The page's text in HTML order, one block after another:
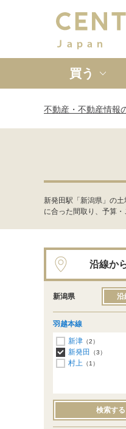
買う
不動産・不動産情報
新発田駅「新潟県」の
に合った間取り、予算
沿線か
新潟県 沿
羽越本線
新津 （2）
新発田 （3）
村上 （1）
検索する